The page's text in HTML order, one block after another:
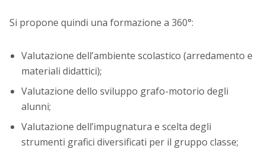
Si propone quindi una formazione a 360°:
Valutazione dell’ambiente scolastico (arredamento e
materiali didattici);
Valutazione dello sviluppo grafo-motorio degli
alunni;
Valutazione dell’impugnatura e scelta degli
strumenti grafici diversificati per il gruppo classe;